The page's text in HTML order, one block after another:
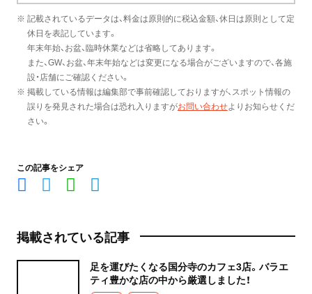
※ 記載されているデータは、料金は原則的に税込金額、休日は原則として定
休日を表記しています。
年末年始、お盆、臨時休業などは省略してあります。
また、GW、お盆、年末年始などは変更になる場合がございますので、各施
設・店舗にご確認ください。
※ 掲載している情報は編集部で事前確認しておりますが、スポット情報の
誤りを発見された場合は恐れ入りますがお問い合わせよりお知らせくだ
さい。
この記事をシェア
掲載されている記事
足を運びたくなる国分寺のカフェ3店。バラエ
ティ豊かな店の中から厳選しました！